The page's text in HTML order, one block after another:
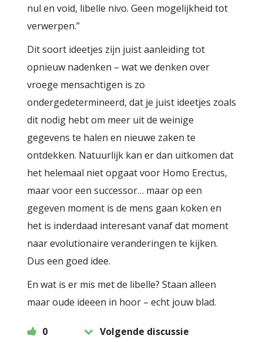
nul en void, libelle nivo. Geen mogelijkheid tot
verwerpen.”
Dit soort ideetjes zijn juist aanleiding tot
opnieuw nadenken – wat we denken over
vroege mensachtigen is zo
ondergedetermineerd, dat je juist ideetjes zoals
dit nodig hebt om meer uit de weinige
gegevens te halen en nieuwe zaken te
ontdekken. Natuurlijk kan er dan uitkomen dat
het helemaal niet opgaat voor Homo Erectus,
maar voor een successor… maar op een
gegeven moment is de mens gaan koken en
het is inderdaad interesant vanaf dat moment
naar evolutionaire veranderingen te kijken.
Dus een goed idee.
En wat is er mis met de libelle? Staan alleen
maar oude ideeen in hoor – echt jouw blad.
0
Volgende discussie